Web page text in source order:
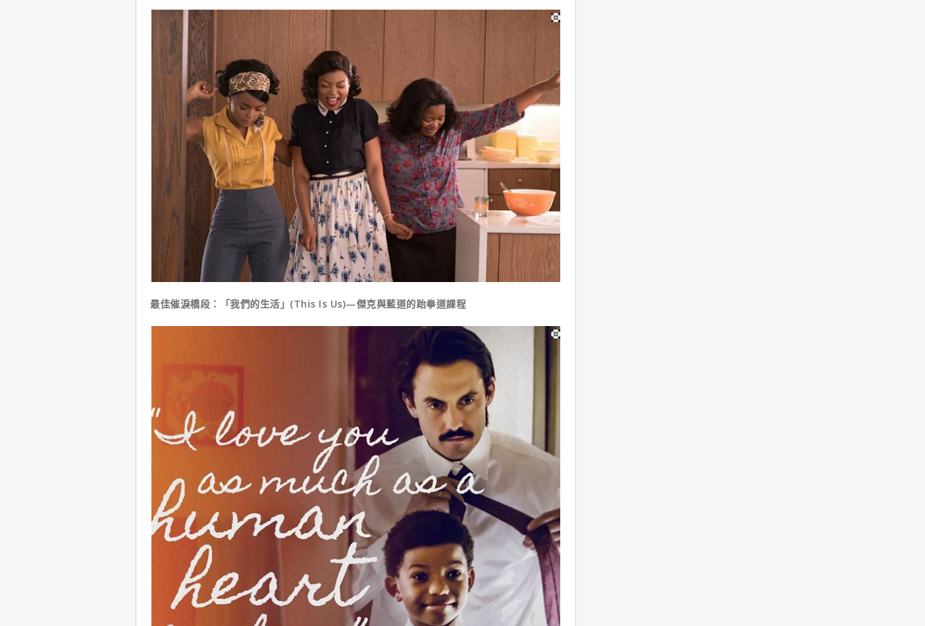
最佳催淚橋段：「我們的生活」(This Is Us)—傑克與藍道的跆拳道課程